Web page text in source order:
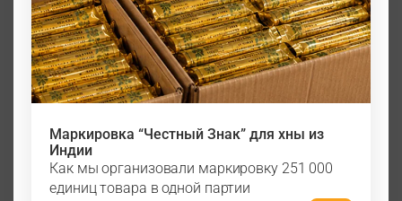
Маркировка “Честный Знак” для хны из
Индии
Как мы организовали маркировку 251 000
единиц товара в одной партии